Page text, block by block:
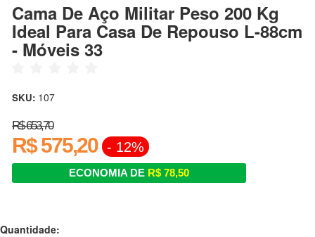
Cama De Aço Militar Peso 200 Kg
Ideal Para Casa De Repouso L-88cm
- Móveis 33
SKU: 107
R$ 653,70
R$ 575,20 - 12%
ECONOMIA DE R$ 78,50
Quantidade: